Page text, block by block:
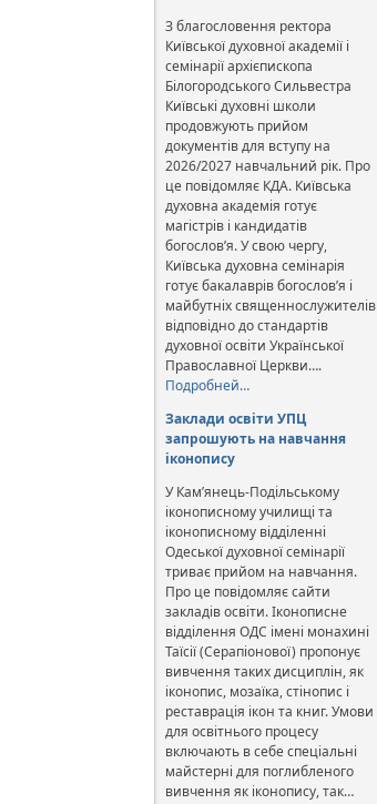
З благословення ректора
Київської духовної академії і
семінарії архієпископа
Білогородського Сильвестра
Київські духовні школи
продовжують прийом
документів для вступу на
2026/2027 навчальний рік. Про
це повідомляє КДА. Київська
духовна академія готує
магістрів і кандидатів
богослов’я. У свою чергу,
Київська духовна семінарія
готує бакалаврів богослов’я і
майбутніх священнослужителів
відповідно до стандартів
духовної освіти Української
Православної Церкви….
Подробней…
Заклади освіти УПЦ
запрошують на навчання
іконопису
У Кам’янець-Подільському
іконописному училищі та
іконописному відділенні
Одеської духовної семінарії
триває прийом на навчання.
Про це повідомляє сайти
закладів освіти. Іконописне
відділення ОДС імені монахині
Таїсії (Серапіонової) пропонує
вивчення таких дисциплін, як
іконопис, мозаїка, стінопис і
реставрація ікон та книг. Умови
для освітнього процесу
включають в себе спеціальні
майстерні для поглибленого
вивчення як іконопису, так…